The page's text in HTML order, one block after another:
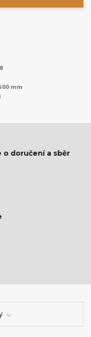
mm
o doručení a sběr